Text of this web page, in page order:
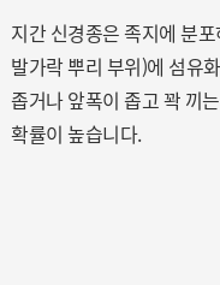
지간 신경종은 족지에 분
발가락 뿌리 부위)에 섬유
좁거나 앞폭이 좁고 꽉 끼
확률이 높습니다.